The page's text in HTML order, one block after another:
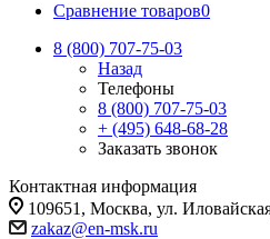
Сравнение товаров0
8 (800) 707-75-03
Назад
Телефоны
8 (800) 707-75-03
+ (495) 648-68-28
Заказать звонок
Контактная информация
109651, Москва, ул.
zakaz@en-msk.ru